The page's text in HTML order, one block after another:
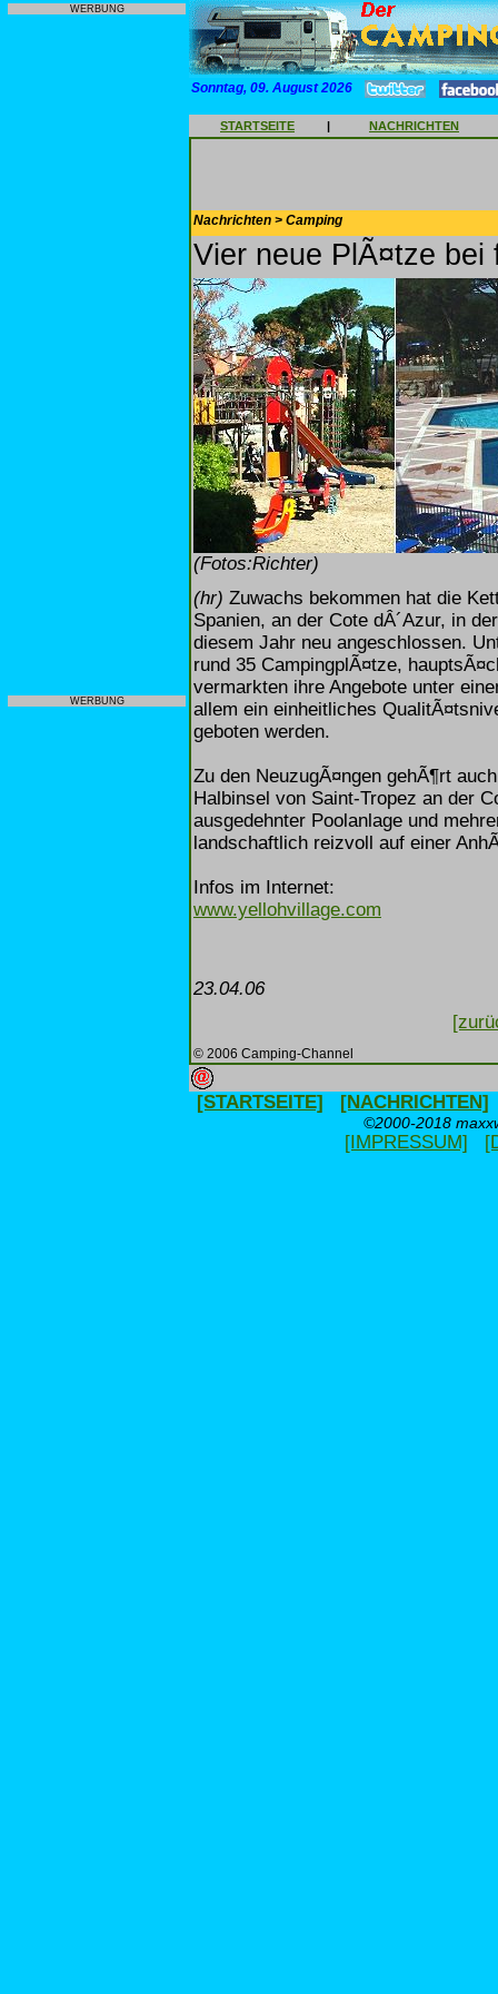
WERBUNG
WERBUNG
Sonntag, 09. August 2026
STARTSEITE | NACHRICHTEN
Nachrichten > Camping
Vier neue PlÃ¤tze
(Fotos:Richter)
(hr) Zuwachs bekommen hat die
Spanien, an der Cote dÂ´Azur, in
diesem Jahr neu angeschlossen.
rund 35 CampingplÃ¤tze,
vermarkten ihre Angebote unter
allem ein einheitliches
geboten werden.
Zu den NeuzugÃ¤ngen gehÃ¶rt
Halbinsel von Saint-Tropez an der
ausgedehnter Poolanlage und
landschaftlich reizvoll auf einer
Infos im Internet:
www.yellohvillage.com
23.04.06
© 2006 Camping-Channel
[STARTSEITE] [NACHRICHTEN]
©2000-2018
[IMPRESSUM]